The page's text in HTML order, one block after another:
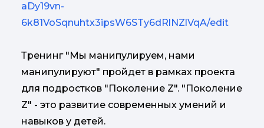
aDy19vn-
6k81VoSqnuhtx3ipsW6STy6dRlNZlVqA/edit
Тренинг "Мы манипулируем, нами
манипулируют" пройдет в рамках проекта
для подростков "Поколение Z". "Поколение
Z" - это развитие современных умений и
навыков у детей.